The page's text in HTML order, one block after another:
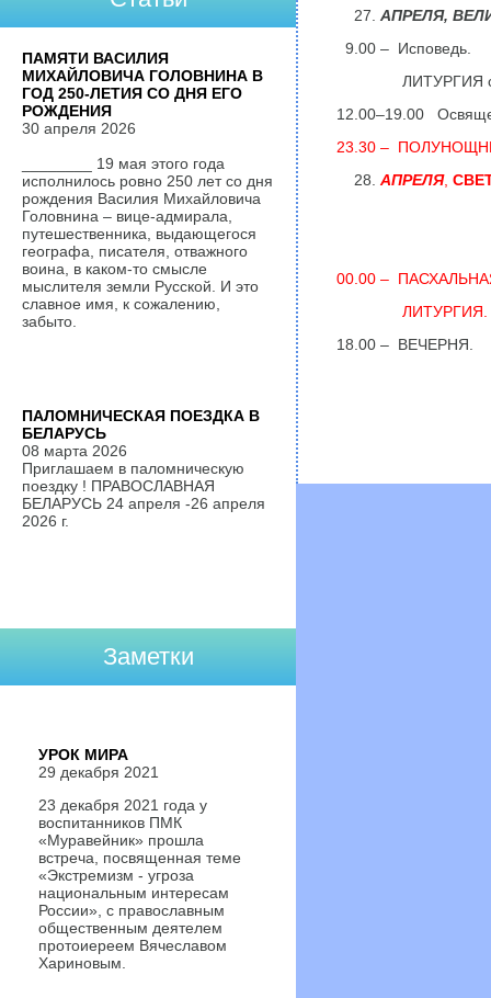
АПРЕЛЯ,
9.00 – Исповедь.
ЛИТУРГИЯ св.
12.00–19.00
23.30 –
АПРЕЛЯ,
00.00 –
ЛИТУРГИЯ.
18.00 – ВЕЧЕРНЯ.
ПАМЯТИ ВАСИЛИЯ
МИХАЙЛОВИЧА ГОЛОВНИНА В
ГОД 250-ЛЕТИЯ СО ДНЯ ЕГО
РОЖДЕНИЯ
30 апреля 2026
________ 19 мая этого года
исполнилось ровно 250 лет со дня
рождения Василия Михайловича
Головнина – вице-адмирала,
путешественника, выдающегося
географа, писателя, отважного
воина, в каком-то смысле
мыслителя земли Русской. И это
славное имя, к сожалению,
забыто.
ПАЛОМНИЧЕСКАЯ ПОЕЗДКА В
БЕЛАРУСЬ
08 марта 2026
Приглашаем в паломническую
поездку ! ПРАВОСЛАВНАЯ
БЕЛАРУСЬ 24 апреля -26 апреля
2026 г.
Заметки
УРОК МИРА
29 декабря 2021
23 декабря 2021 года у
воспитанников ПМК
«Муравейник» прошла
встреча, посвященная теме
«Экстремизм - угроза
национальным интересам
России», с православным
общественным деятелем
протоиереем Вячеславом
Хариновым.